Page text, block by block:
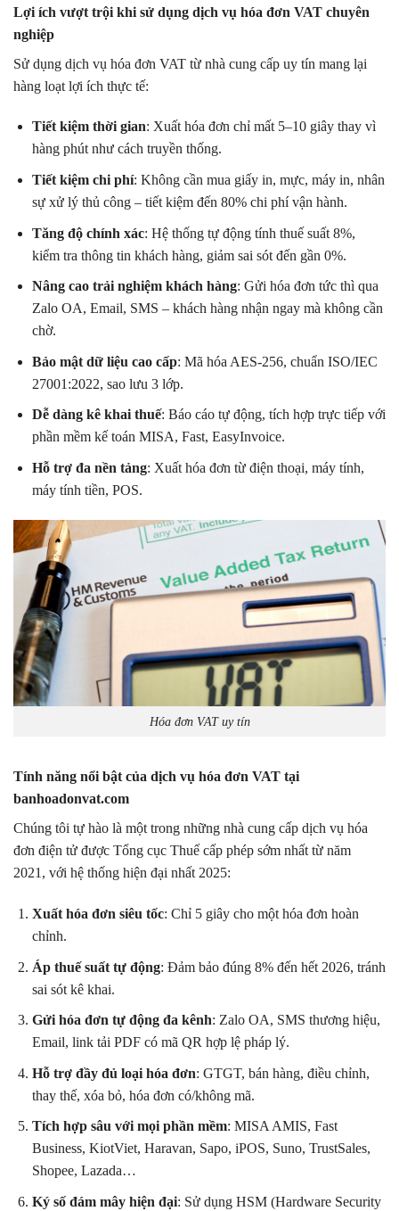
Lợi ích vượt trội khi sử dụng dịch vụ hóa đơn VAT chuyên
nghiệp
Sử dụng dịch vụ hóa đơn VAT từ nhà cung cấp uy tín mang lại
hàng loạt lợi ích thực tế:
Tiết kiệm thời gian: Xuất hóa đơn chỉ mất 5–10 giây thay vì
hàng phút như cách truyền thống.
Tiết kiệm chi phí: Không cần mua giấy in, mực, máy in, nhân
sự xử lý thủ công – tiết kiệm đến 80% chi phí vận hành.
Tăng độ chính xác: Hệ thống tự động tính thuế suất 8%,
kiểm tra thông tin khách hàng, giảm sai sót đến gần 0%.
Nâng cao trải nghiệm khách hàng: Gửi hóa đơn tức thì qua
Zalo OA, Email, SMS – khách hàng nhận ngay mà không cần
chờ.
Bảo mật dữ liệu cao cấp: Mã hóa AES-256, chuẩn ISO/IEC
27001:2022, sao lưu 3 lớp.
Dễ dàng kê khai thuế: Báo cáo tự động, tích hợp trực tiếp với
phần mềm kế toán MISA, Fast, EasyInvoice.
Hỗ trợ đa nền tảng: Xuất hóa đơn từ điện thoại, máy tính,
máy tính tiền, POS.
Hóa đơn VAT uy tín
Tính năng nổi bật của dịch vụ hóa đơn VAT tại
banhoadonvat.com
Chúng tôi tự hào là một trong những nhà cung cấp dịch vụ hóa
đơn điện tử được Tổng cục Thuế cấp phép sớm nhất từ năm
2021, với hệ thống hiện đại nhất 2025:
Xuất hóa đơn siêu tốc: Chỉ 5 giây cho một hóa đơn hoàn
chỉnh.
Áp thuế suất tự động: Đảm bảo đúng 8% đến hết 2026, tránh
sai sót kê khai.
Gửi hóa đơn tự động đa kênh: Zalo OA, SMS thương hiệu,
Email, link tải PDF có mã QR hợp lệ pháp lý.
Hỗ trợ đầy đủ loại hóa đơn: GTGT, bán hàng, điều chỉnh,
thay thế, xóa bỏ, hóa đơn có/không mã.
Tích hợp sâu với mọi phần mềm: MISA AMIS, Fast
Business, KiotViet, Haravan, Sapo, iPOS, Suno, TrustSales,
Shopee, Lazada…
Ký số đám mây hiện đại: Sử dụng HSM (Hardware Security